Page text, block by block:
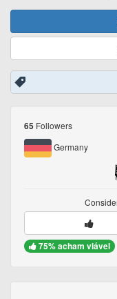
65 Followers
Germany
75% acham viável